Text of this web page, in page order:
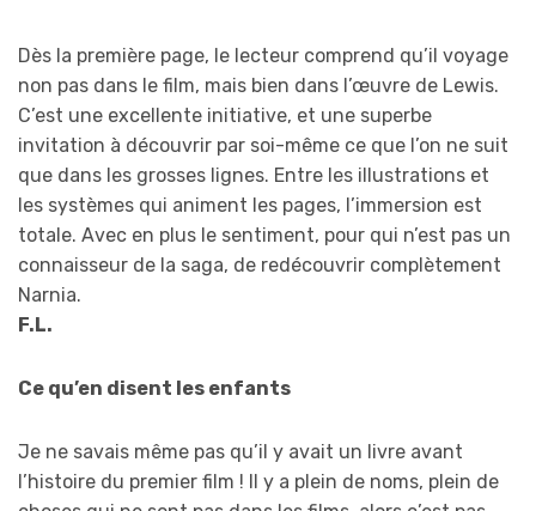
Dès la première page, le lecteur comprend qu’il voyage
non pas dans le film, mais bien dans l’œuvre de Lewis.
C’est une excellente initiative, et une superbe
invitation à découvrir par soi-même ce que l’on ne suit
que dans les grosses lignes. Entre les illustrations et
les systèmes qui animent les pages, l’immersion est
totale. Avec en plus le sentiment, pour qui n’est pas un
connaisseur de la saga, de redécouvrir complètement
Narnia.
F.L.
Ce qu’en disent les enfants
Je ne savais même pas qu’il y avait un livre avant
l’histoire du premier film ! Il y a plein de noms, plein de